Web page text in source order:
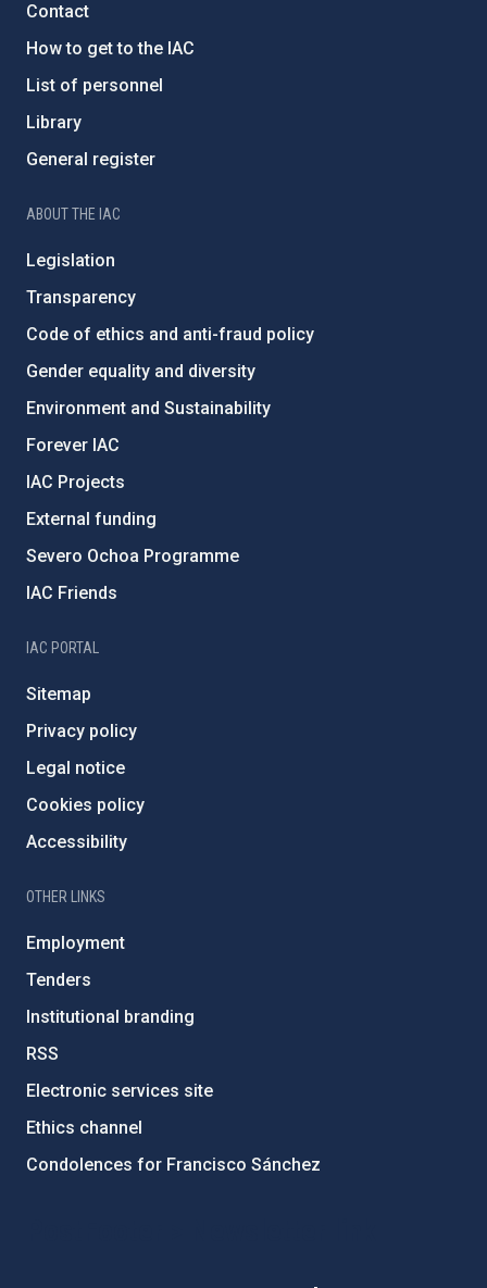
Contact
How to get to the IAC
List of personnel
Library
General register
ABOUT THE IAC
Legislation
Transparency
Code of ethics and anti-fraud policy
Gender equality and diversity
Environment and Sustainability
Forever IAC
IAC Projects
External funding
Severo Ochoa Programme
IAC Friends
IAC PORTAL
Sitemap
Privacy policy
Legal notice
Cookies policy
Accessibility
OTHER LINKS
Employment
Tenders
Institutional branding
RSS
Electronic services site
Ethics channel
Condolences for Francisco Sánchez